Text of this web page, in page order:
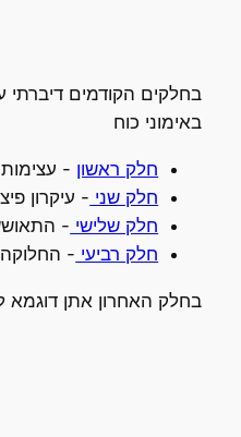
בחלקים הקודמים דיברתי
באימוני כוח
חלק ראשון -
חלק שני - עיקרון
חלק שלישי -
חלק רביעי -
בחלק האחרון אתן דוגמא